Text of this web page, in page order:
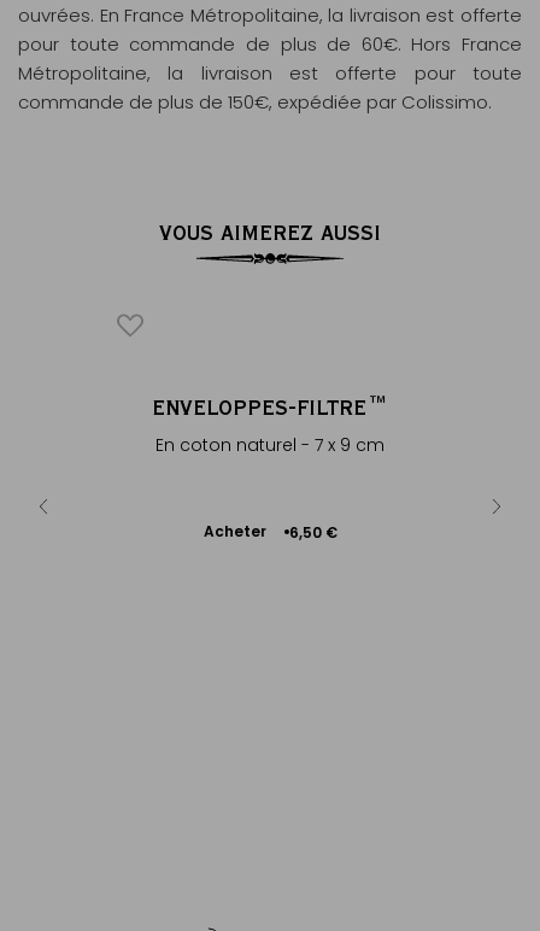
ouvrées. En France Métropolitaine, la livraison est offerte
pour toute commande de plus de 60€. Hors France
Métropolitaine, la livraison est offerte pour toute
commande de plus de 150€, expédiée par Colissimo.
VOUS AIMEREZ AUSSI
ENVELOPPES-FILTRE™
En coton naturel - 7 x 9 cm
Acheter 6,50 €
Ajouter